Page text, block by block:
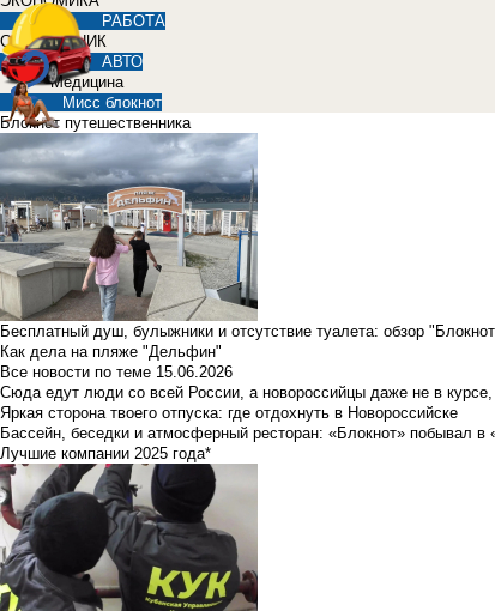
РАБОТА
СПРАВОЧНИК
АВТО
Медицина
Мисс блокнот
Блокнот путешественника
Бесплатный душ, булыжники и отсутствие туалета: обзор
Как дела на пляже "Дельфин"
Все новости по теме 15.06.2026
Сюда едут люди со всей России, а новороссийцы даже не в
Яркая сторона твоего отпуска: где отдохнуть в Новороссийске
Бассейн, беседки и атмосферный ресторан: «Блокнот» побывал в
Лучшие компании 2025 года*